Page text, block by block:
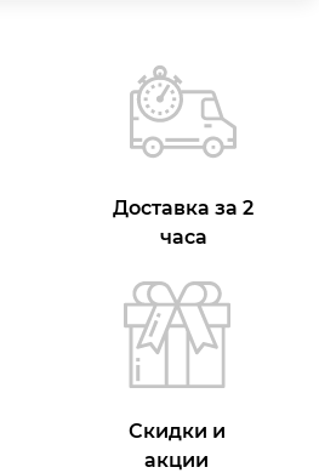
Доставка за 2
часа
Скидки и
акции